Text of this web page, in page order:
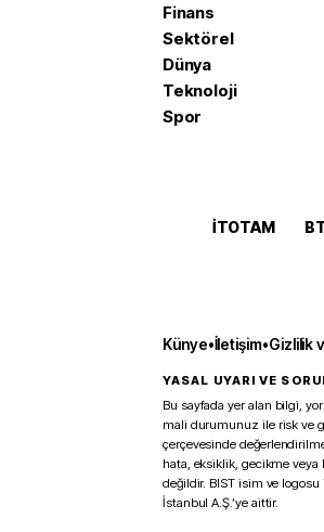
Finans
Sektörel
Dünya
Teknoloji
Spor
İTOTAM
Künye•İletişim•Gizlilik
YASAL UYARI VE
Bu sayfada yer alan bilgi,
mali durumunuz ile risk ve
çerçevesinde
hata, eksiklik, gecikme veya
değildir. BIST isim ve logosu
İstanbul A.Ş.’ye aittir.